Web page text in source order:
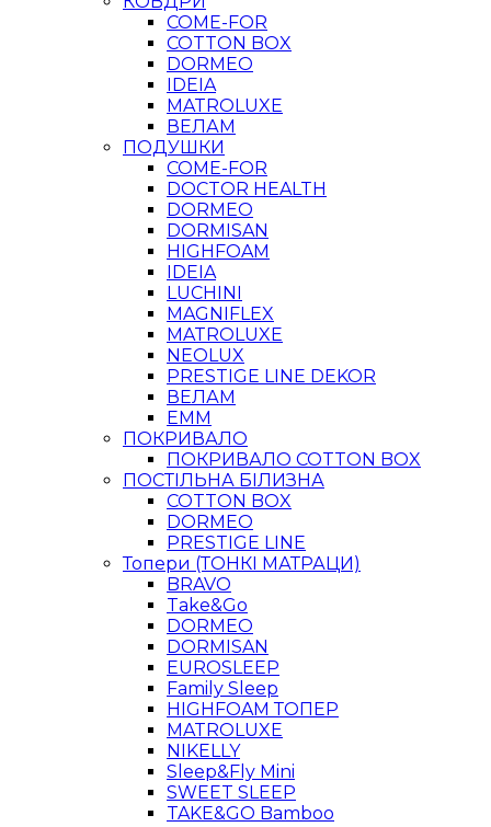
COME-FOR
COTTON BOX
DORMEO
IDEIA
MATROLUXE
ВЕЛАМ
ПОДУШКИ
COME-FOR
DOCTOR HEALTH
DORMEO
DORMISAN
HIGHFOAM
IDEIA
LUCHINI
MAGNIFLEX
MATROLUXE
NEOLUX
PRESTIGE LINE DEKOR
ВЕЛАМ
ЕММ
ПОКРИВАЛО
ПОКРИВАЛО COTTON BOX
ПОСТІЛЬНА БІЛИЗНА
COTTON BOX
DORMEO
PRESTIGE LINE
Топери (ТОНКІ МАТРАЦИ)
BRAVO
Take&Go
DORMEO
DORMISAN
EUROSLEEP
Family Sleep
HIGHFOAM ТОПЕР
MATROLUXE
NIKELLY
Sleep&Fly Mini
SWEET SLEEP
TAKE&GO Bamboo